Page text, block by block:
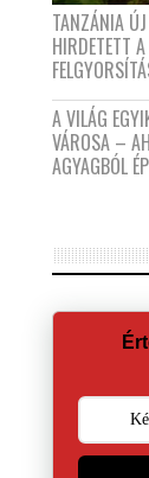
TANZÁNIA
HIRDETETT
A VILÁG
VÁROSA –
AGYAGBÓL